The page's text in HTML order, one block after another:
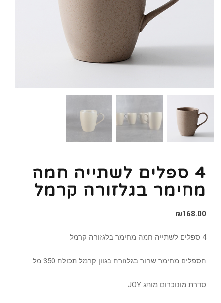
4 ספלים לשתייה חמה
מחימר בגלזורה קרמל
₪168.00
4 ספלים לשתייה חמה מחימר בלגזורה קרמל
הספלים מחימר שחור בגלזורה בגוון קרמל תכולה 350 מל
סדרת מונוכרום מותג JOY